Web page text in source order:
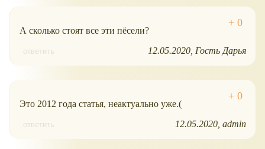
А сколько стоят все эти пёсели?
ответить 12.05.2020 Гость Дарья
Это 2012 года статья, неактуально уже.(
ответить 12.05.2020 admin